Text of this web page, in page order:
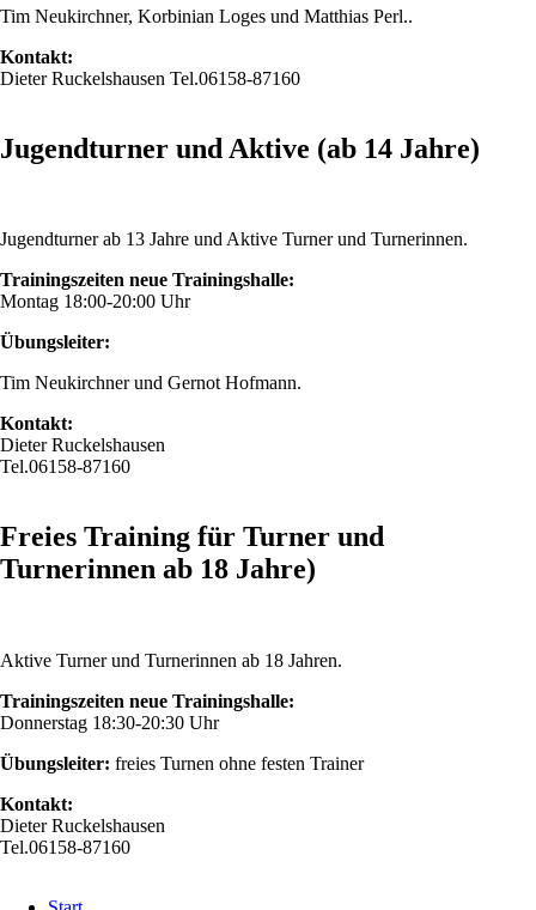
Tim Neukirchner, Korbinian Loges und Matthias Perl..
Kontakt:
Dieter Ruckelshausen Tel.06158-87160
Jugendturner und Aktive (ab 14 Jahre)
Jugendturner ab 13 Jahre und Aktive Turner und Turnerinnen.
Trainingszeiten neue Trainingshalle:
Montag 18:00-20:00 Uhr
Übungsleiter:
Tim Neukirchner und Gernot Hofmann.
Kontakt:
Dieter Ruckelshausen
Tel.06158-87160
Freies Training für Turner und
Turnerinnen ab 18 Jahre)
Aktive Turner und Turnerinnen ab 18 Jahren.
Trainingszeiten neue Trainingshalle:
Donnerstag 18:30-20:30 Uhr
Übungsleiter: freies Turnen ohne festen Trainer
Kontakt:
Dieter Ruckelshausen
Tel.06158-87160